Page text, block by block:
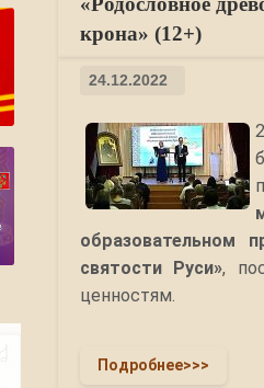
крона» (12+)
24.12.2022
образовательном
святости Руси»,
ценностям.
Подробнее>>>